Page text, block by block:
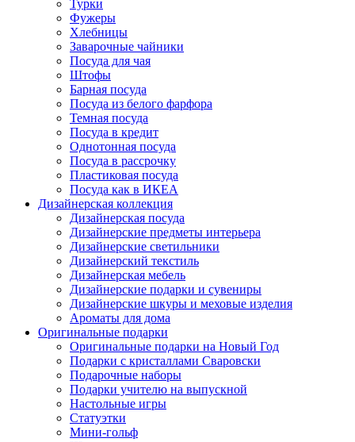
Турки
Фужеры
Хлебницы
Заварочные чайники
Посуда для чая
Штофы
Барная посуда
Посуда из белого фарфора
Темная посуда
Посуда в кредит
Однотонная посуда
Посуда в рассрочку
Пластиковая посуда
Посуда как в ИКЕА
Дизайнерская коллекция
Дизайнерская посуда
Дизайнерские предметы интерьера
Дизайнерские светильники
Дизайнерский текстиль
Дизайнерская мебель
Дизайнерские подарки и сувениры
Дизайнерские шкуры и меховые изделия
Ароматы для дома
Оригинальные подарки
Оригинальные подарки на Новый Год
Подарки с кристаллами Сваровски
Подарочные наборы
Подарки учителю на выпускной
Настольные игры
Статуэтки
Мини-гольф